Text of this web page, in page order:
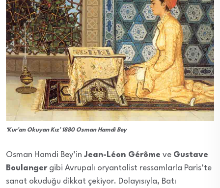
‘Kur’an Okuyan Kız’ 1880 Osman Hamdi Bey
Osman Hamdi Bey’in Jean-Léon Gérôme ve Gustave
Boulangergibi Avrupalı oryantalist ressamlarla Paris’te
sanat okuduğu dikkat çekiyor. Dolayısıyla, Batı